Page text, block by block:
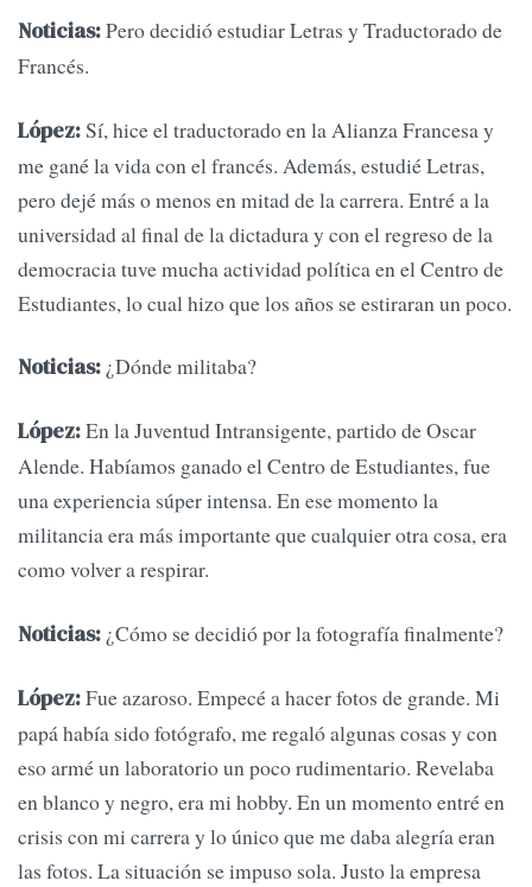
Noticias:Pero decidió estudiar Letras y Traductorado de
Francés.
López:Sí, hice el traductorado en la Alianza Francesa y
me gané la vida con el francés. Además, estudié Letras,
pero dejé más o menos en mitad de la carrera. Entré a la
universidad al final de la dictadura y con el regreso de la
democracia tuve mucha actividad política en el Centro de
Estudiantes, lo cual hizo que los años se estiraran un poco.
Noticias: ¿Dónde militaba?
López:En la Juventud Intransigente, partido de Oscar
Alende. Habíamos ganado el Centro de Estudiantes, fue
una experiencia súper intensa. En ese momento la
militancia era más importante que cualquier otra cosa, era
como volver a respirar.
Noticias: ¿Cómo se decidió por la fotografía finalmente?
López:Fue azaroso. Empecé a hacer fotos de grande. Mi
papá había sido fotógrafo, me regaló algunas cosas y con
eso armé un laboratorio un poco rudimentario. Revelaba
en blanco y negro, era mi hobby. En un momento entré en
crisis con mi carrera y lo único que me daba alegría eran
las fotos. La situación se impuso sola. Justo la empresa